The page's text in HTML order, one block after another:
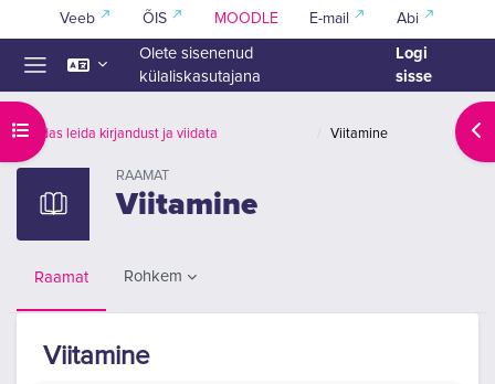
Jäta vahele peasisuni
Veeb ÕIS MOODLE E-mail Abi
Olete sisenenud
külaliskasutajana
Logi
sisse
Ava kursuse sisukord
Kuidas leida kirjandust ja viidata Viitamine
RAAMAT
Viitamine
Raamat Rohkem
Viitamine